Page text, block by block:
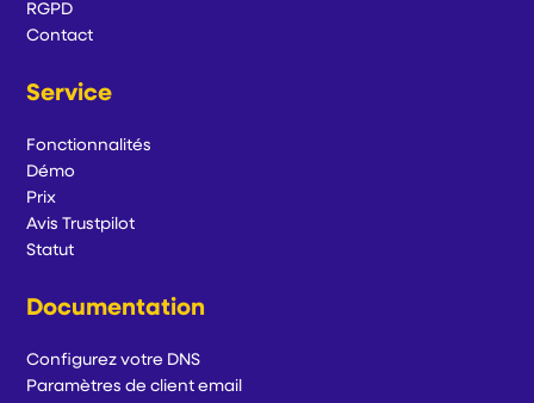
RGPD
Contact
Service
Fonctionnalités
Démo
Prix
Avis Trustpilot
Statut
Documentation
Configurez votre DNS
Paramètres de client email